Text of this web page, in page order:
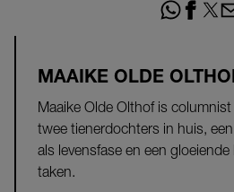
MAAIKE OLDE
Maaike Olde Olthof is
twee tienerdochters in huis,
als levensfase en een
taken.